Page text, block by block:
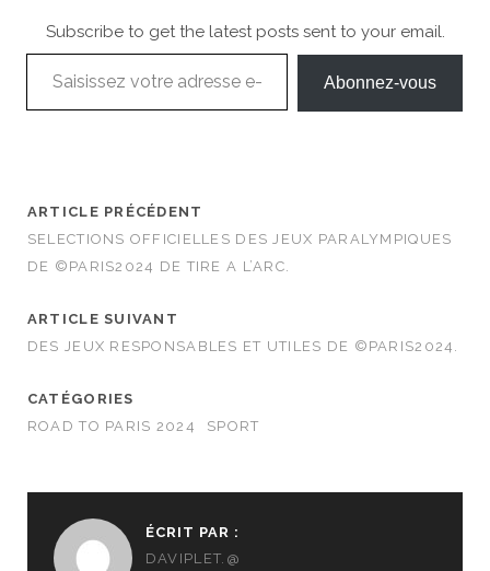
Subscribe to get the latest posts sent to your email.
Saisissez votre adresse e-mail…
Abonnez-vous
ARTICLE PRÉCÉDENT
SELECTIONS OFFICIELLES DES JEUX PARALYMPIQUES
DE ©PARIS2024 DE TIRE A L’ARC.
ARTICLE SUIVANT
DES JEUX RESPONSABLES ET UTILES DE ©PARIS2024.
CATÉGORIES
ROAD TO PARIS 2024
SPORT
ÉCRIT PAR :
DAVIPLET.@